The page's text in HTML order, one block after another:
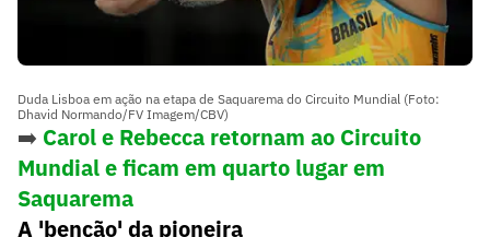
Duda Lisboa em ação na etapa de Saquarema do Circuito Mundial (Foto:
Dhavid Normando/FV Imagem/CBV)
➡️ Carol e Rebecca retornam ao Circuito
Mundial e ficam em quarto lugar em
Saquarema
A 'benção' da pioneira